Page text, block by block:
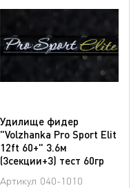
Удилище фидер
"Volzhanka Pro Sport Elit
12ft 60+" 3.6м
(3секции+3) тест 60гр
Артикул 040-1010